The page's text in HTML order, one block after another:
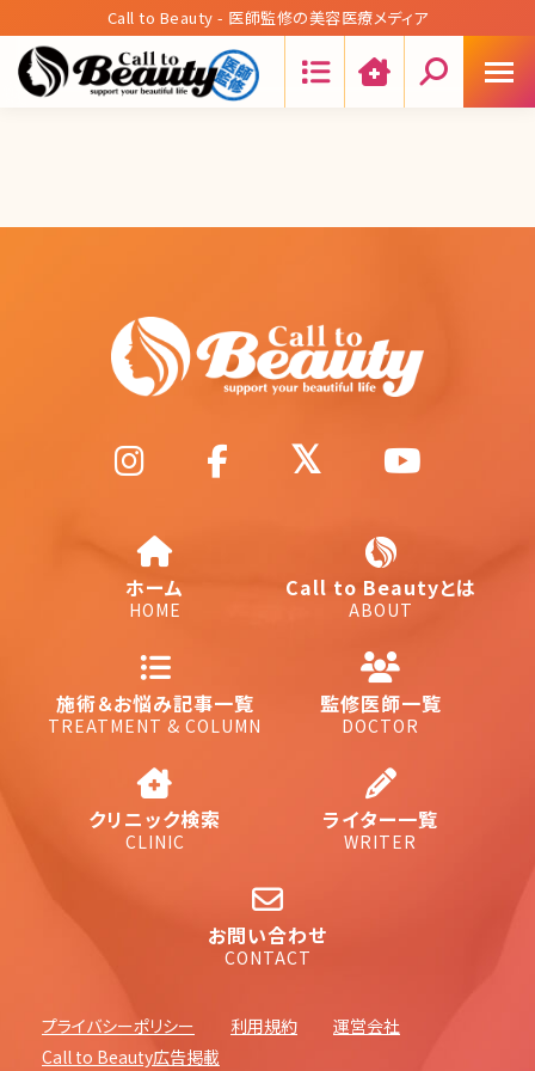
Call to Beauty - 医師監修の美容医療メディア
ホーム
HOME
Call to Beautyとは
ABOUT
施術＆お悩み記事一覧
TREATMENT & COLUMN
監修医師一覧
DOCTOR
クリニック検索
CLINIC
ライター一覧
WRITER
お問い合わせ
CONTACT
プライバシーポリシー 利用規約
運営会社
Call to Beauty広告掲載